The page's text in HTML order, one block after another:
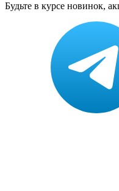
Будьте в курсе новинок,